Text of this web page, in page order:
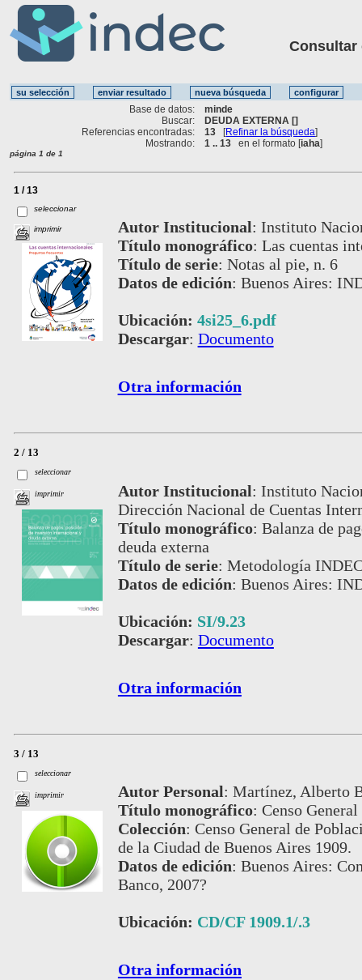
Consultar
Base de datos:
minde
Buscar:
DEUDA EXTERNA []
Referencias encontradas:
13 [Refinar la búsqueda]
Mostrando:
1 .. 13 en el formato [iaha]
página 1 de 1
1 / 13
seleccionar
imprimir Autor Institucional: Instituto
Título monográfico: Las cuentas
Título de serie: Notas al pie, n. 6
Datos de edición: Buenos Aires:
Ubicación: 4si25_6.pdf
Descargar: Documento
Otra información
2 / 13
seleccionar
imprimir Autor Institucional: Instituto
Dirección Nacional de Cuentas
Título monográfico: Balanza de
deuda externa
Título de serie: Metodología
Datos de edición: Buenos Aires:
Ubicación: SI/9.23
Descargar: Documento
Otra información
3 / 13
seleccionar
imprimir Autor Personal: Martínez, Alberto
Título monográfico: Censo
Colección: Censo General de
de la Ciudad de Buenos Aires 1909.
Datos de edición: Buenos Aires:
Banco, 2007?
Ubicación: CD/CF 1909.1/.3
Otra información